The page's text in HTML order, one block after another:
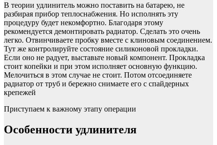
В теории удлинитель можно поставить на батарею, не
разбирая прибор теплоснабжения. Но исполнять эту
процедуру будет некомфортно. Благодаря этому
рекомендуется демонтировать радиатор. Сделать это очень
легко. Отвинчиваете пробку вместе с клиновым соединением.
Тут же контролируйте состояние силиконовой прокладки.
Если оно не радует, выставьте новый компонент. Прокладка
стоит копейки и при этом исполняет основную функцию.
Мелочиться в этом случае не стоит. Потом отсоединяете
радиатор от труб и бережно снимаете его с спайдерных
крепежей
Приступаем к важному этапу операции
Особенности удлинителя